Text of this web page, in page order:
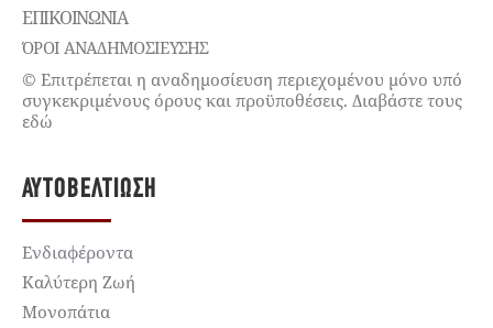
ΕΠΙΚΟΙΝΩΝΊΑ
ΌΡΟΙ ΑΝΑΔΗΜΟΣΙΕΥΣΗΣ
© Επιτρέπεται η αναδημοσίευση περιεχομένου μόνο υπό
συγκεκριμένους όρους και προϋποθέσεις. Διαβάστε τους
εδώ
ΑΥΤΟΒΕΛΤΊΩΣΗ
Ενδιαφέροντα
Καλύτερη Ζωή
Μονοπάτια